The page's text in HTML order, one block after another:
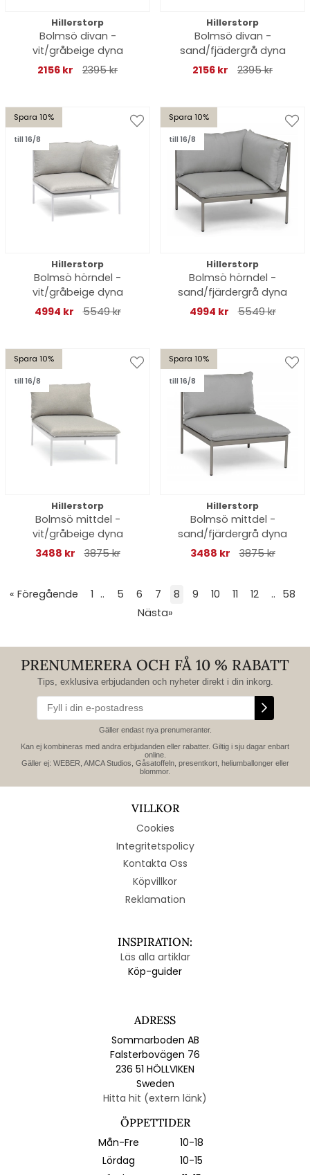
Hillerstorp
Bolmsö divan -
vit/gråbeige dyna
2156 kr
2395 kr
Hillerstorp
Bolmsö divan -
sand/fjädergrå dyna
2156 kr
2395 kr
Spara 10%
till 16/8
Hillerstorp
Bolmsö hörndel -
vit/gråbeige dyna
4994 kr
5549 kr
Spara 10%
till 16/8
Hillerstorp
Bolmsö hörndel -
sand/fjärdergrå dyna
4994 kr
5549 kr
Spara 10%
till 16/8
Hillerstorp
Bolmsö mittdel -
vit/gråbeige dyna
3488 kr
3875 kr
Spara 10%
till 16/8
Hillerstorp
Bolmsö mittdel -
sand/fjärdergrå dyna
3488 kr
3875 kr
« Föregående 1 .. 5 6 7 8 9 10 11 12 .. 58
Nästa»
PRENUMERERA OCH FÅ 10 % RABATT
Tips, exklusiva erbjudanden och nyheter direkt i din inkorg.
Gäller endast nya prenumeranter.
Kan ej kombineras med andra erbjudanden eller rabatter. Giltig i sju dagar enbart
online.
Gäller ej: WEBER, AMCA Studios, Gåsatoffeln, presentkort, heliumballonger eller
blommor.
VILLKOR
Cookies
Integritetspolicy
Kontakta Oss
Köpvillkor
Reklamation
INSPIRATION:
Läs alla artiklar
Köp-guider
ADRESS
Sommarboden AB
Falsterbovägen 76
236 51 HÖLLVIKEN
Sweden
Hitta hit (extern länk)
ÖPPETTIDER
Mån-Fre
10-18
Lördag
10-15